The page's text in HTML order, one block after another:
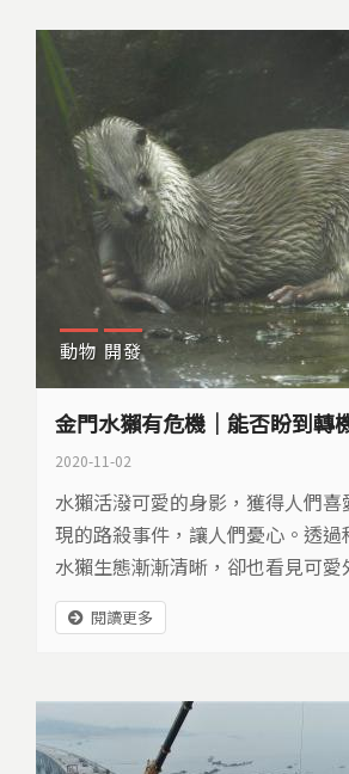
y
Li
k
e
b
o
o
k
動物 開發
金門水獺有危機｜能否盼到轉
2020-11-02
水獺活潑可愛的身影，獲得人們喜
現的路殺事件，讓人們憂心。透過
水獺生態漸漸清晰，卻也看見可愛
生存危機。
閱讀更多